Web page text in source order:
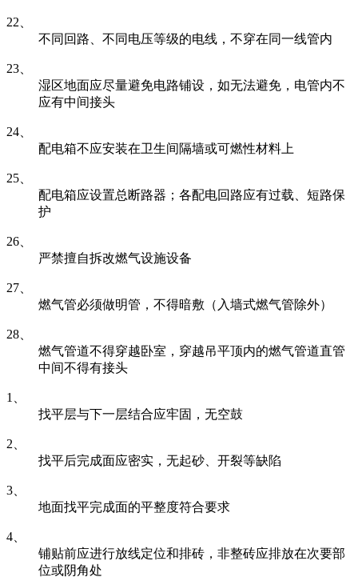
22、
不同回路、不同电压等级的电线，不穿在同一线管内
23、
湿区地面应尽量避免电路铺设，如无法避免，电管内不
应有中间接头
24、
配电箱不应安装在卫生间隔墙或可燃性材料上
25、
配电箱应设置总断路器；各配电回路应有过载、短路保
护
26、
严禁擅自拆改燃气设施设备
27、
燃气管必须做明管，不得暗敷（入墙式燃气管除外）
28、
燃气管道不得穿越卧室，穿越吊平顶内的燃气管道直管
中间不得有接头
1、
找平层与下一层结合应牢固，无空鼓
2、
找平后完成面应密实，无起砂、开裂等缺陷
3、
地面找平完成面的平整度符合要求
4、
铺贴前应进行放线定位和排砖，非整砖应排放在次要部
位或阴角处